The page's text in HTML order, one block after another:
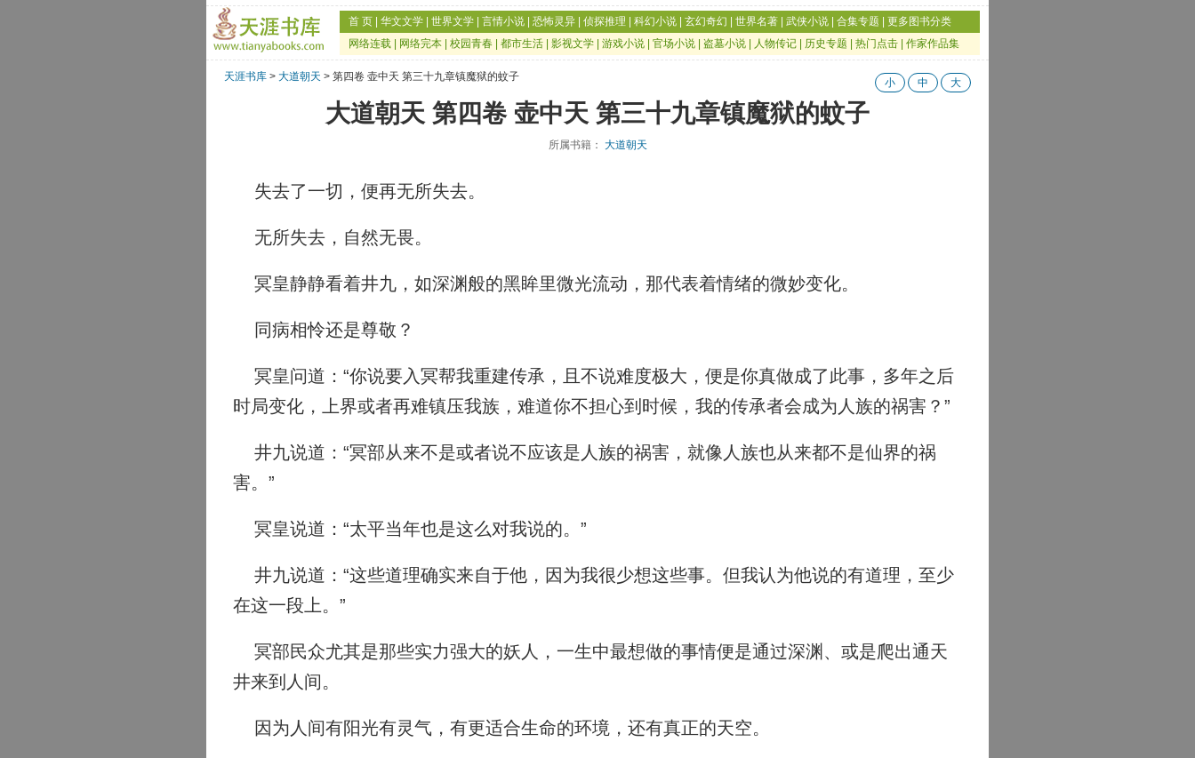
首 页 华文文学 世界文学 言情小说 恐怖灵异 侦探推理 科幻小说 玄幻奇幻 世界名著 武侠小说 合集专题
更多图书分类
网络连载
网络完本 校园青春 都市生活 影视文学 游戏小说 官场小说 盗墓小说 人物传记 历史专题 热门点击 作家作品集
天涯书库 > 大道朝天 > 第四卷 壶中天 第三十九章镇魔狱的蚊子 小 中 大
大道朝天 第四卷 壶中天 第三十九章镇魔狱的蚊子
所属书籍： 大道朝天
失去了一切，便再无所失去。
无所失去，自然无畏。
冥皇静静看着井九，如深渊般的黑眸里微光流动，那代表着情绪的微妙变化。
同病相怜还是尊敬？
冥皇问道：“你说要入冥帮我重建传承，且不说难度极大，便是你真做成了此事，多年之后
时局变化，上界或者再难镇压我族，难道你不担心到时候，我的传承者会成为人族的祸害？”
井九说道：“冥部从来不是或者说不应该是人族的祸害，就像人族也从来都不是仙界的祸
害。”
冥皇说道：“太平当年也是这么对我说的。”
井九说道：“这些道理确实来自于他，因为我很少想这些事。但我认为他说的有道理，至少
在这一段上。”
冥部民众尤其是那些实力强大的妖人，一生中最想做的事情便是通过深渊、或是爬出通天
井来到人间。
因为人间有阳光有灵气，有更适合生命的环境，还有真正的天空。